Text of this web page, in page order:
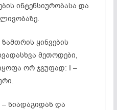
ინტენსიურობასა და
ყინვების
მეთოდები,
ორ ჯგუფად: I –
– ნიადაგიდან და